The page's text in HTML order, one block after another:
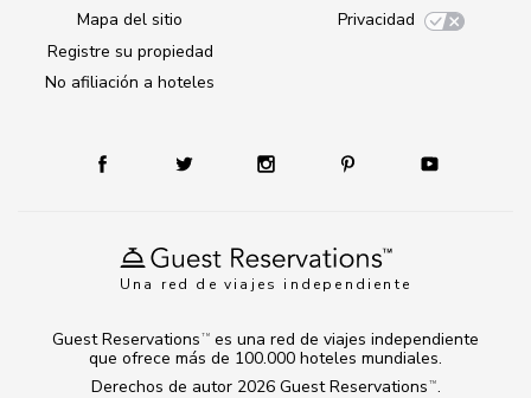
Una red de viajes independiente
Mapa del sitio
Registre su propiedad
No afiliación a hoteles
Privacidad
Derechos de autor 2026 Guest Reservations TM .
Guest Reservations TM
es una red de viajes independiente
que ofrece más de 100.000 hoteles mundiales.